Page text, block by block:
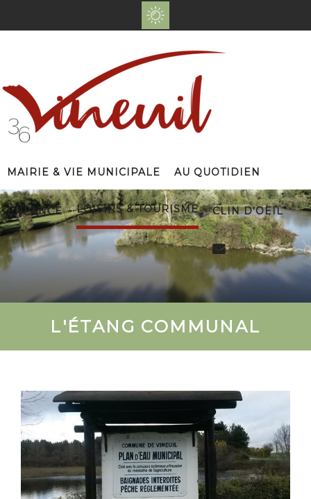
Mairie & Vie Municipale Au Quotidien
Enfance Loisirs & Tourisme Clin d'Oeil
L'ÉTANG COMMUNAL